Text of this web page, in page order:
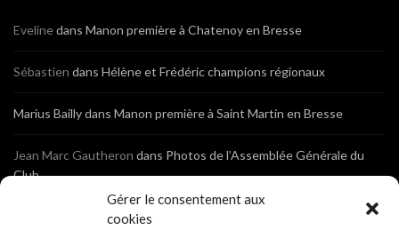
Gérer le consentement aux
cookies
Evelinedans Manon première à Chatenoy en Bresse
Sébastien dans Hélène et Frédéric champions régionaux
Marius Baillydans Manon première à Saint Martin en Bresse
Jean Marc Gautheron dans Photos de l’Assemblée Générale du
Club
Photos de l’Assemblée Générale du Club